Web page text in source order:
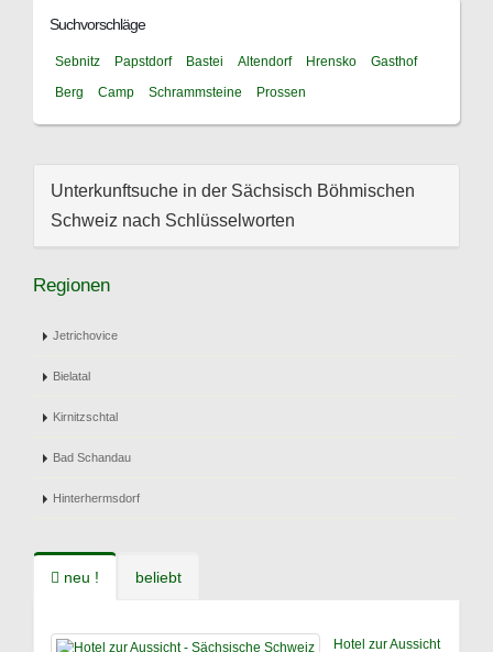
Suchvorschläge
Sebnitz Papstdorf Bastei Altendorf Hrensko
Gasthof
Berg
Camp Schrammsteine Prossen
Unterkunftsuche in der Sächsisch Böhmischen
Schweiz nach Schlüsselworten
Regionen
Jetrichovice
Bielatal
Kirnitzschtal
Bad Schandau
Hinterhermsdorf
neu ! beliebt
Hotel zur Aussicht